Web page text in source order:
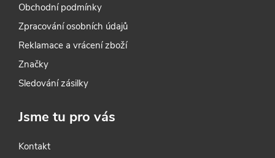
Obchodní podmínky
Zpracování osobních údajů
Reklamace a vrácení zboží
Značky
Sledování zásilky
Jsme tu pro vás
Kontakt